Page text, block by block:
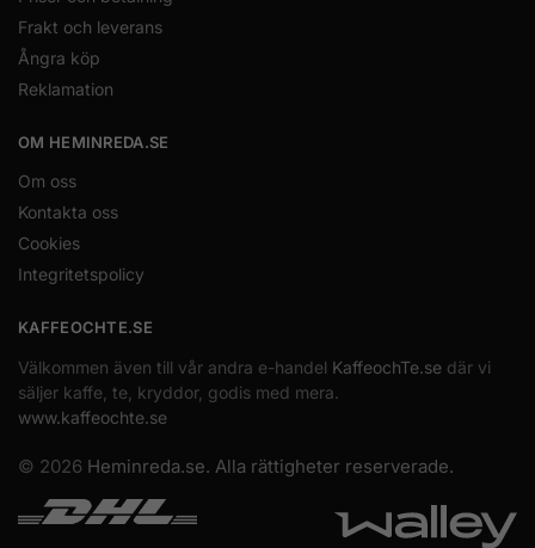
Frakt och leverans
Ångra köp
Reklamation
OM HEMINREDA.SE
Om oss
Kontakta oss
Cookies
Integritetspolicy
KAFFEOCHTE.SE
Välkommen även till vår andra e-handel KaffeochTe.se där vi
säljer kaffe, te, kryddor, godis med mera.
www.kaffeochte.se
© 2026 Heminreda.se. Alla rättigheter reserverade.